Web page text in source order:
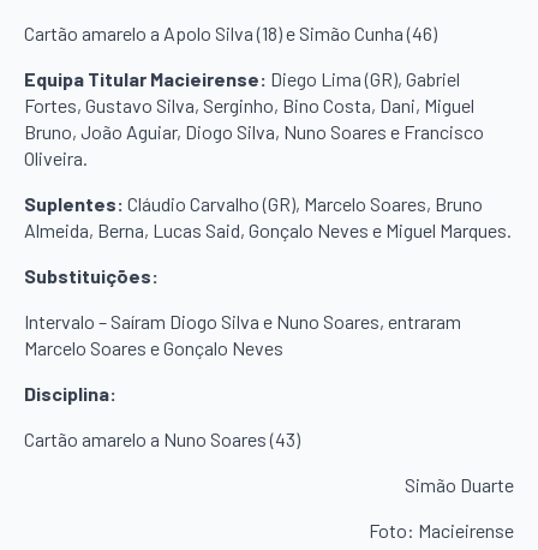
Cartão amarelo a Apolo Silva (18) e Simão Cunha (46)
Equipa Titular Macieirense: Diego Lima (GR), Gabriel
Fortes, Gustavo Silva, Serginho, Bino Costa, Dani, Miguel
Bruno, João Aguiar, Diogo Silva, Nuno Soares e Francisco
Oliveira.
Suplentes: Cláudio Carvalho (GR), Marcelo Soares, Bruno
Almeida, Berna, Lucas Said, Gonçalo Neves e Miguel Marques.
Substituições:
Intervalo – Saíram Diogo Silva e Nuno Soares, entraram
Marcelo Soares e Gonçalo Neves
Disciplina:
Cartão amarelo a Nuno Soares (43)
Simão Duarte
Foto: Macieirense